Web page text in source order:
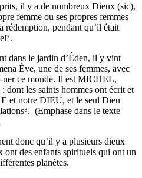
il y a de nombreux Dieux (sic),
femme ou ses propres femmes
rédemption, pendant qu’il était
dans le jardin d’Éden, il y vint
Ève, une de ses femmes, avec
ce monde. Il est MICHEL,
les saints hommes ont écrit et
et notre DIEU, et le seul Dieu
(Emphase dans le texte
donc qu’il y a plusieurs dieux
ont des enfants spirituels qui ont un
planètes.